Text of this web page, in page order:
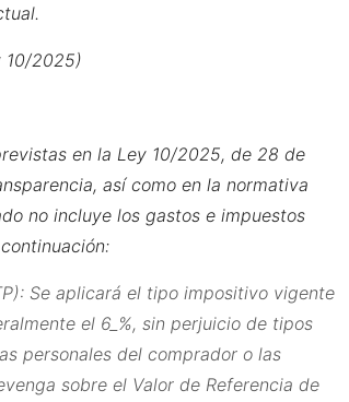
10/2025)
en la Ley 10/2025, de 28 de
así como en la normativa
no incluye los gastos e impuestos
Se aplicará el tipo impositivo vigente
el 6_%, sin perjuicio de tipos
personales del comprador o las
sobre el Valor de Referencia de